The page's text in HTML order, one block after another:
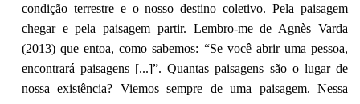
condição terrestre e o nosso destino coletivo. Pela paisagem
chegar e pela paisagem partir. Lembro-me de Agnès Varda
(2013) que entoa, como sabemos: “Se você abrir uma pessoa,
encontrará paisagens [...]”. Quantas paisagens são o lugar de
nossa existência? Viemos sempre de uma paisagem. Nessa